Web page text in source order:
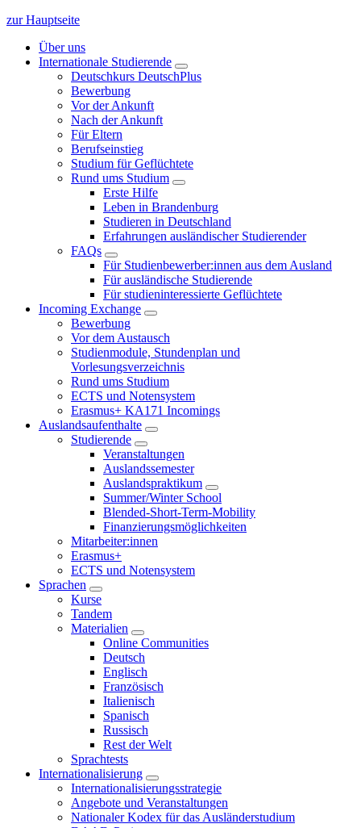
zur Hauptseite
Über uns
Internationale Studierende
Deutschkurs DeutschPlus
Bewerbung
Vor der Ankunft
Nach der Ankunft
Für Eltern
Berufseinstieg
Studium für Geflüchtete
Rund ums Studium
Erste Hilfe
Leben in Brandenburg
Studieren in Deutschland
Erfahrungen ausländischer Studierender
FAQs
Für Studienbewerber:innen aus dem Ausland
Für ausländische Studierende
Für studieninteressierte Geflüchtete
Incoming Exchange
Bewerbung
Vor dem Austausch
Studienmodule, Stundenplan und
Vorlesungsverzeichnis
Rund ums Studium
ECTS und Notensystem
Erasmus+ KA171 Incomings
Auslandsaufenthalte
Studierende
Veranstaltungen
Auslandssemester
Auslandspraktikum
Summer/Winter School
Blended-Short-Term-Mobility
Finanzierungsmöglichkeiten
Mitarbeiter:innen
Erasmus+
ECTS und Notensystem
Sprachen
Kurse
Tandem
Materialien
Online Communities
Deutsch
Englisch
Französisch
Italienisch
Spanisch
Russisch
Rest der Welt
Sprachtests
Internationalisierung
Internationalisierungsstrategie
Angebote und Veranstaltungen
Nationaler Kodex für das Ausländerstudium